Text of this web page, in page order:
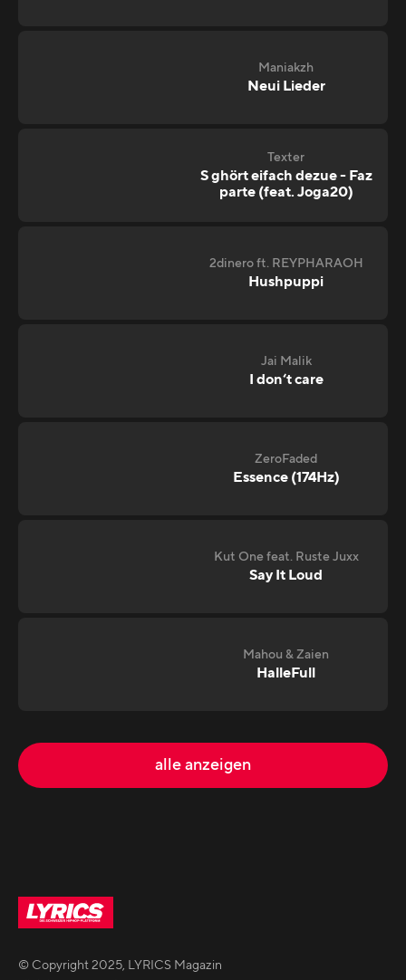
Maniakzh
Neui Lieder
Texter
S ghört eifach dezue - Faz
parte (feat. Joga20)
2dinero ft. REYPHARAOH
Hushpuppi
Jai Malik
I don‘t care
ZeroFaded
Essence (174Hz)
Kut One feat. Ruste Juxx
Say It Loud
Mahou & Zaien
HalleFull
alle anzeigen
© Copyright2025, LYRICS Magazin